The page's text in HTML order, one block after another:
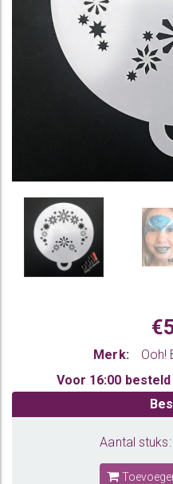
Merk:
Ooh!
Voor 16:00
Aantal stuks: